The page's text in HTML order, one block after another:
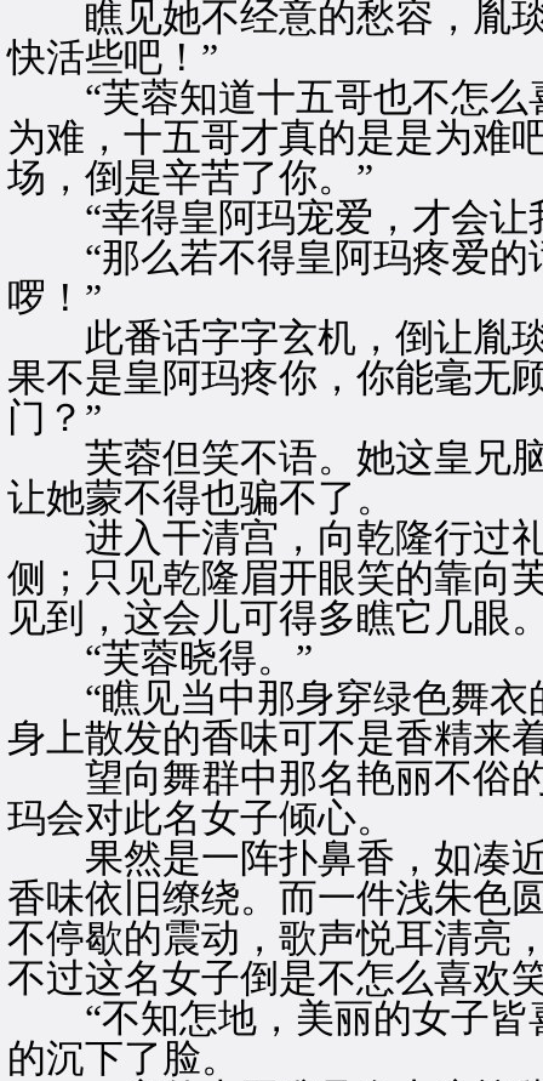
瞧见她不经意的愁容，胤琰
快活些吧！”
“芙蓉知道十五哥也不怎么
为难，十五哥才真的是是为难
场，倒是辛苦了你。”
“幸得皇阿玛宠爱，才会让
“那么若不得皇阿玛疼爱的
啰！”
此番话字字玄机，倒让胤琰
果不是皇阿玛疼你，你能毫无
门？”
芙蓉但笑不语。她这皇兄脑
让她蒙不得也骗不了。
进入干清宫，向乾隆行过礼
侧；只见乾隆眉开眼笑的靠向
见到，这会儿可得多瞧它几眼
“芙蓉晓得。”
“瞧见当中那身穿绿色舞衣
身上散发的香味可不是香精来
望向舞群中那名艳丽不俗的
玛会对此名女子倾心。
果然是一阵扑鼻香，如凑近
香味依旧缭绕。而一件浅朱色
不停歇的震动，歌声悦耳清
不过这名女子倒是不怎么喜欢
“不知怎地，美丽的女子皆
的沉下了脸。